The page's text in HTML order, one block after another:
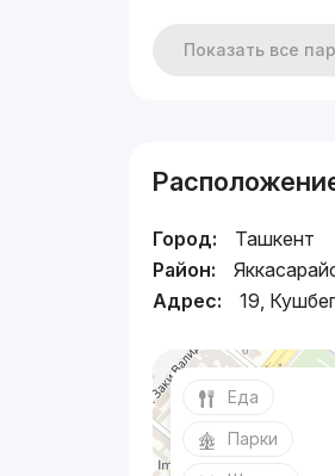
Показать все
Город:
Ташкент
Район:
Адрес:
19,
Еда
Парки